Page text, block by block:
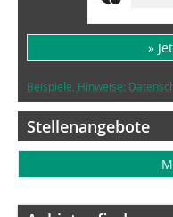
»
Beispiele, Hinweise:
Stellenangebote